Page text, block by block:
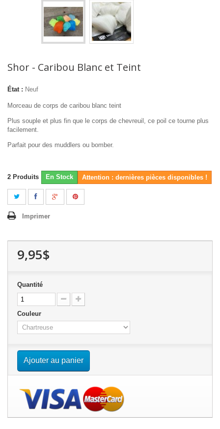
Shor - Caribou Blanc et Teint
État : Neuf
Morceau de corps de caribou blanc teint
Plus souple et plus fin que le corps de chevreuil, ce poil ce tourne plus
facilement.
Parfait pour des muddlers ou bomber.
2 Produits En Stock Attention : dernières pièces disponibles !
Imprimer
9,95$
Quantité
Couleur
Ajouter au panier